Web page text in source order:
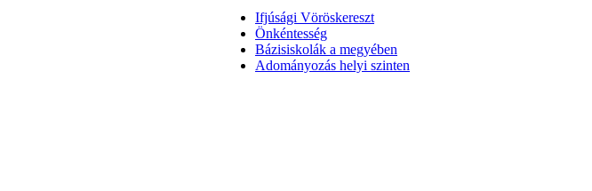
Ifjúsági Vöröskereszt
Önkéntesség
Bázisiskolák a megyében
Adományozás helyi szinten